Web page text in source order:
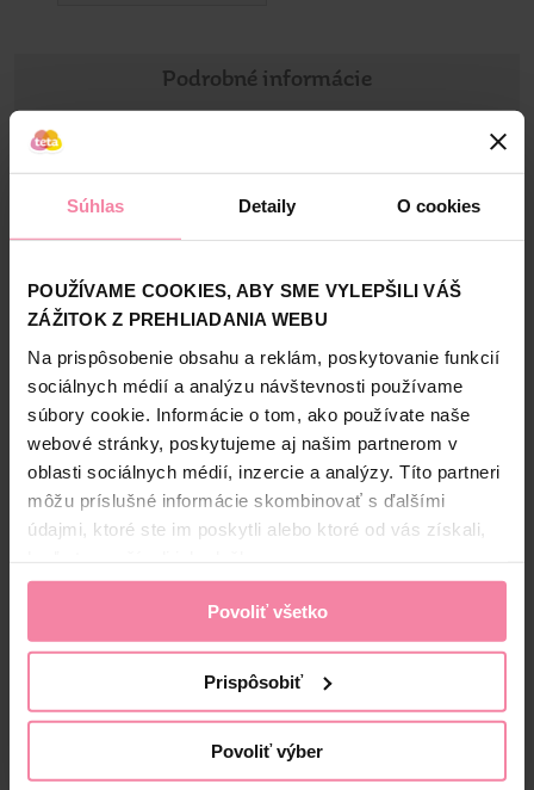
Súhlas Detaily O cookies
POUŽÍVAME COOKIES, ABY SME VYLEPŠILI VÁŠ
ZÁŽITOK Z PREHLIADANIA WEBU
Na prispôsobenie obsahu a reklám, poskytovanie funkcií
sociálnych médií a analýzu návštevnosti používame
súbory cookie. Informácie o tom, ako používate naše
webové stránky, poskytujeme aj našim partnerom v
oblasti sociálnych médií, inzercie a analýzy. Títo partneri
môžu príslušné informácie skombinovať s ďalšími
údajmi, ktoré ste im poskytli alebo ktoré od vás získali,
Povoliť všetko
Prispôsobiť
Povoliť výber
Podrobné informácie
Vôňa je obohatená o dvojnásobné množstvo prírodných
esenciálnych olejov v porovnaní s predchádzajúcim
až 120 dní pri používaní 12 hodín denne na najnižšej úrovni
intenzity vône.
Zobraziť viac
Bezpečnosť a balenie
Zloženie
High-contrast mode
-21%